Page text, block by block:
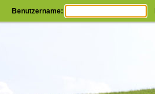
Benutzername: